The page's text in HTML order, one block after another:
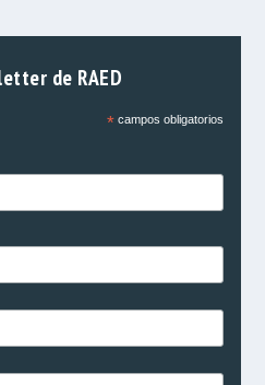
de RAED
*campos obligatorios